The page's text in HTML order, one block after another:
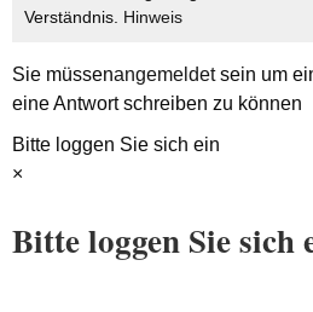
Verständnis. Hinweis
Sie müssenangemeldetsein um
eine Antwort schreiben zu können
Bitte loggen Sie sich ein
×
Bitte loggen Sie sich